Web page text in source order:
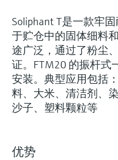
Soliphant T是一款牢
于贮仓中的固体细料
途广泛，通过了粉尘
证。FTM20 的振杆式
安装。典型应用包括
料、大米、清洁剂、
沙子、塑料颗粒等
优势